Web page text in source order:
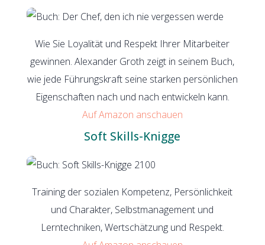
Wie Sie Loyalität und Respekt Ihrer Mitarbeiter
gewinnen. Alexander Groth zeigt in seinem Buch,
wie jede Führungskraft seine starken persönlichen
Eigenschaften nach und nach entwickeln kann.
Auf Amazon anschauen
Soft Skills-Knigge
Training der sozialen Kompetenz, Persönlichkeit
und Charakter, Selbstmanagement und
Lerntechniken, Wertschätzung und Respekt.